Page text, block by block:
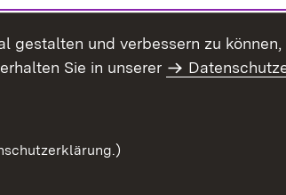
gestalten und verbessern zu
Sie in unserer